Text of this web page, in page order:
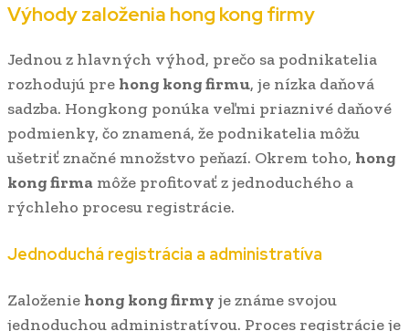
Výhody založenia hong kong firmy
Jednou z hlavných výhod, prečo sa podnikatelia
rozhodujú pre hong kong firmu, je nízka daňová
sadzba. Hongkong ponúka veľmi priaznivé daňové
podmienky, čo znamená, že podnikatelia môžu
ušetriť značné množstvo peňazí. Okrem toho, hong
kong firma môže profitovať z jednoduchého a
rýchleho procesu registrácie.
Jednoduchá registrácia a administratíva
Založenie hong kong firmy je známe svojou
jednoduchou administratívou. Proces registrácie je